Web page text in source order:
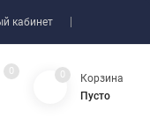
кабинет
0 0
Корзина
Пусто